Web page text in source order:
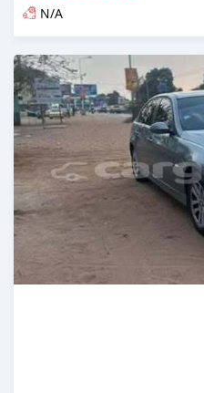
N/A
Dougal na niou ko depuis over 1